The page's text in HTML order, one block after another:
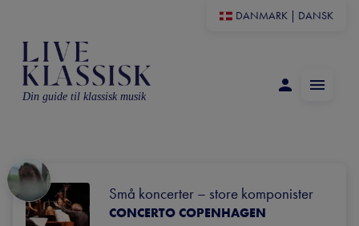
DANMARK DANSK
Din guide til klassisk musik
Små koncerter – store komponister
CONCERTO COPENHAGEN